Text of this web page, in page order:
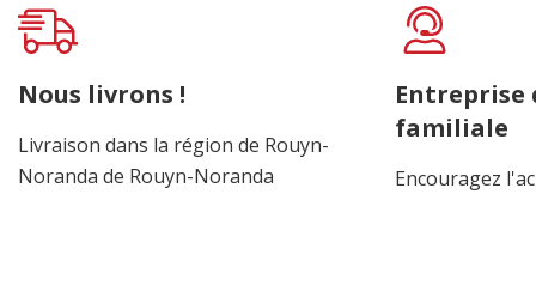
Nous livrons !
Livraison dans la région de Rouyn-
Noranda de Rouyn-Noranda
Entreprise
familiale
Encouragez